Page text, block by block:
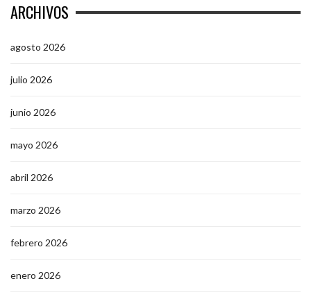
ARCHIVOS
agosto 2026
julio 2026
junio 2026
mayo 2026
abril 2026
marzo 2026
febrero 2026
enero 2026